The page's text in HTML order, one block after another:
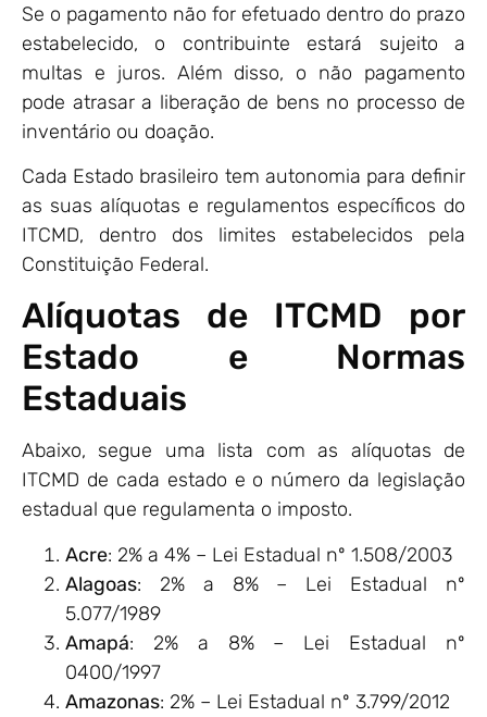
Se o pagamento não for efetuado dentro do prazo
estabelecido, o contribuinte estará sujeito a
multas e juros. Além disso, o não pagamento
pode atrasar a liberação de bens no processo de
inventário ou doação.
Cada Estado brasileiro tem autonomia para definir
as suas alíquotas e regulamentos específicos do
ITCMD, dentro dos limites estabelecidos pela
Constituição Federal.
Alíquotas de ITCMD por
Estado e Normas
Estaduais
Abaixo, segue uma lista com as alíquotas de
ITCMD de cada estado e o número da legislação
estadual que regulamenta o imposto.
Acre: 2% a 4% – Lei Estadual nº 1.508/2003
Alagoas: 2% a 8% – Lei Estadual nº
5.077/1989
Amapá: 2% a 8% – Lei Estadual nº
0400/1997
Amazonas: 2% – Lei Estadual nº 3.799/2012